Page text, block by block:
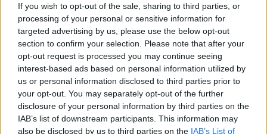
If you wish to opt-out of the sale, sharing to third parties, or
processing of your personal or sensitive information for
targeted advertising by us, please use the below opt-out
section to confirm your selection. Please note that after your
opt-out request is processed you may continue seeing
interest-based ads based on personal information utilized by
us or personal information disclosed to third parties prior to
your opt-out. You may separately opt-out of the further
disclosure of your personal information by third parties on the
IAB’s list of downstream participants. This information may
also be disclosed by us to third parties on the IAB’s List of
Utile? Partagez-le sur Facebook!